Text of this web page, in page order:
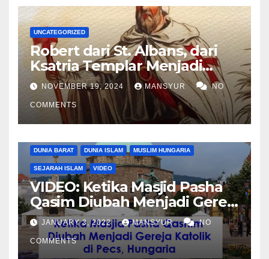
UNCATEGORIZED
Robert dari St. Albans, dari
Ksatria Templar Menjadi
Komandan Pasukan
Shalahuddin Merebut
Kembali Yerusalem
NOVEMBER 19, 2024 MANSYUR NO
COMMENTS
DUNIA BARAT DUNIA ISLAM MUSLIM HUNGARIA
SEJARAH ISLAM VIDEO
VIDEO: Ketika Masjid Pasha
Qasim Diubah Menjadi Gereja
Katolik di Pecs, Hungaria
JANUARY 3, 2022 MANSYUR NO
COMMENTS